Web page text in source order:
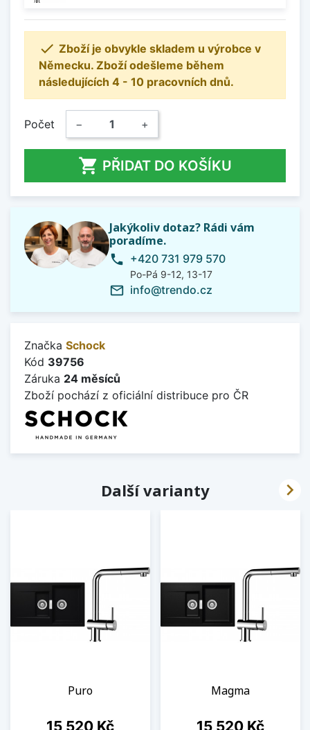
 Zboží je obvykle skladem u výrobce v
Německu. Zboží odešleme během
následujících 4 - 10 pracovních dnů.
Počet − +
 PŘIDAT DO KOŠÍKU
Jakýkoliv dotaz? Rádi vám
poradíme.
phone +420 731 979 570
Po-Pá 9-12, 13-17
mail_outline info@trendo.cz
Značka Schock
Kód 39756
Záruka 24 měsíců
Zboží pochází z oficiální distribuce pro ČR
Další varianty
Puro
Cena
15 520 Kč
Magma
Cena
15 520 Kč
